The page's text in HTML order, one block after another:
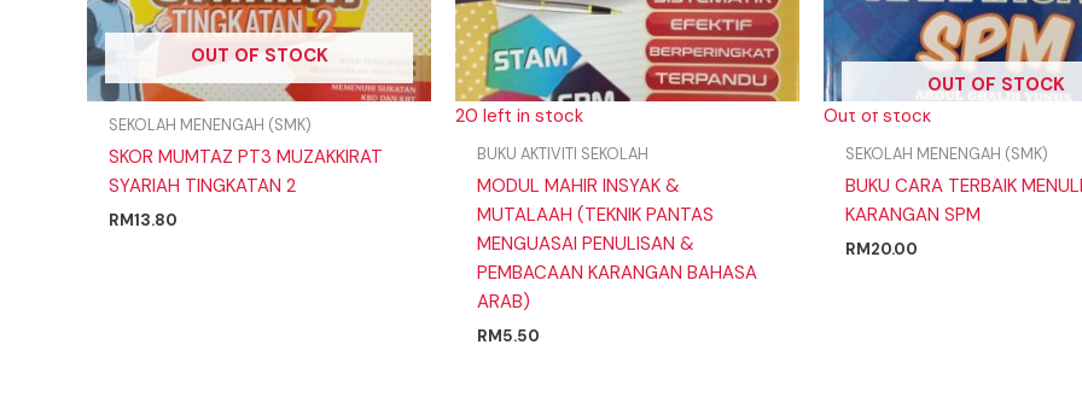
OUT OF STOCK
SEKOLAH MENENGAH (SMK)
SKOR MUMTAZ PT3 MUZAKKIRAT
SYARIAH TINGKATAN 2
RM13.80
20 left in stock
BUKU AKTIVITI SEKOLAH
MODUL MAHIR INSYAK &
MUTALAAH (TEKNIK PANTAS
MENGUASAI PENULISAN &
PEMBACAAN KARANGAN BAHASA
ARAB)
RM5.50
OUT OF STOCK
Out of stock
SEKOLAH MENENGAH (SMK)
BUKU CARA TERBAIK
KARANGAN SPM
RM20.00